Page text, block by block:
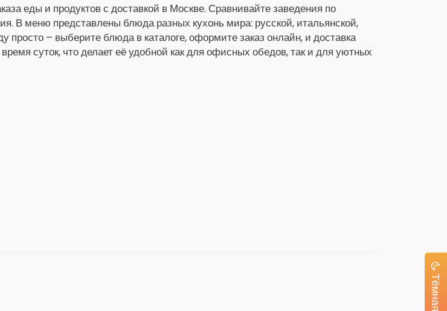
еды и продуктов с доставкой в Москве. Сравнивайте заведения по
В меню представлены блюда разных кухонь мира: русской, итальянской,
просто – выберите блюда в каталоге, оформите заказ онлайн, и доставка
суток, что делает её удобной как для офисных обедов, так и для уютных